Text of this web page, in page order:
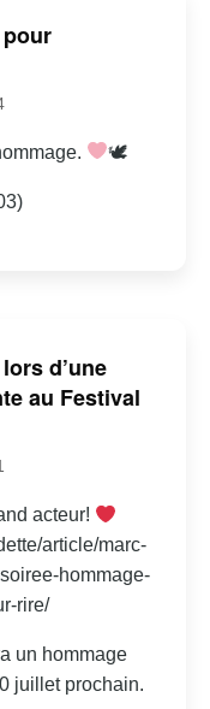
🕊
d’une
au Festival
acteur!
article/marc-
hommage-
rire/
un hommage
juillet prochain.